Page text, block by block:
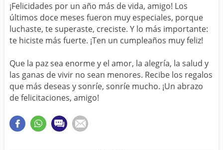
SOBRINA
HIJA
HERMANO
HIJO
PAPA
HOMBRE
TIA
CUÑADA
TODAS LAS CATEGORÍAS
¡Felicidades por un año más de vida, amigo! Los
últimos doce meses fueron muy especiales, porque
luchaste, te superaste, creciste. Y lo más importante:
te hiciste más fuerte. ¡Ten un cumpleaños muy feliz!
Que la paz sea enorme y el amor, la alegría, la salud y
las ganas de vivir no sean menores. Recibe los regalos
que más deseas y sonríe, sonríe mucho. ¡Un abrazo
de felicitaciones, amigo!